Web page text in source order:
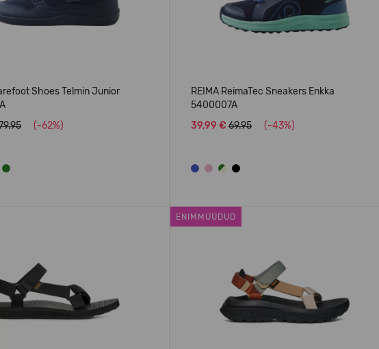
Shoes Telmin Junior
(-62%)
REIMA ReimaTec Sneakers Enkka
5400007A
39,99 € 69.95 (-43%)
ENIMMÜÜDUD